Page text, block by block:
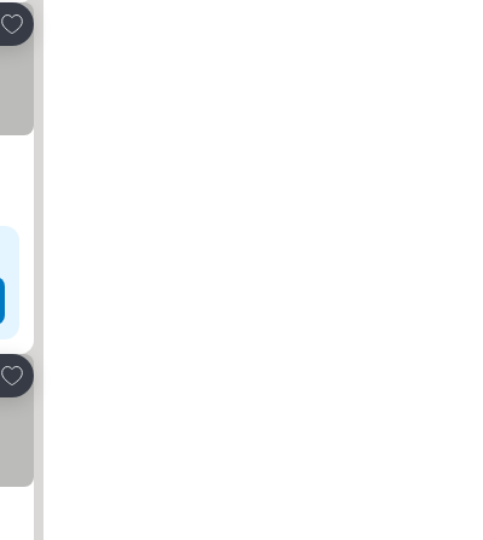
Lägg till i Mina Favoriter
Lägg till i Mina Favoriter